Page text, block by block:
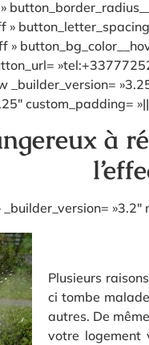
_builder_version=
custom_padding=
à
Plusieurs
ci tombe
autres. De
votre logement